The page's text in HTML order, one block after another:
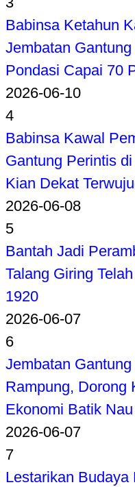
Babinsa Ketahun
Jembatan
Pondasi Capai 70
2026-06-10
4
Babinsa Kawal
Gantung Perintis
Kian Dekat
2026-06-08
5
Bantah Jadi
Talang Giring
1920
2026-06-07
6
Jembatan
Rampung, Dorong
Ekonomi Batik Nau
2026-06-07
7
Lestarikan Budaya